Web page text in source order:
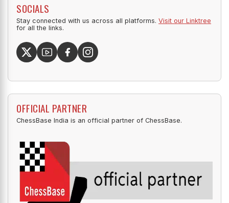
SOCIALS
Stay connected with us across all platforms. Visit our Linktree
for all the links.
OFFICIAL PARTNER
ChessBase India is an official partner of ChessBase.